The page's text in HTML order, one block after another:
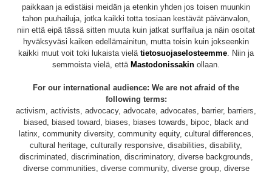
paikkaan ja edistäisi meidän ja etenkin yhden jos toisen muunkin
tahon puuhailuja, jotka kaikki totta tosiaan kestävät päivänvalon,
niin että eipä tässä sitten muuta kuin jatkat surffailua ja näin osoitat
hyväksyväsi kaiken edellämainitun, mutta toisin kuin jokseenkin
kaikki muut voit toki lukaista vielä tietosuojaselosteemme . Niin ja
semmoista vielä, että Mastodonissakin ollaan.
For our international audience: We are not afraid of the
following terms:
activism, activists, advocacy, advocate, advocates, barrier, barriers,
biased, biased toward, biases, biases towards, bipoc, black and
latinx, community diversity, community equity, cultural differences,
cultural heritage, culturally responsive, disabilities, disability,
discriminated, discrimination, discriminatory, diverse backgrounds,
diverse communities, diverse community, diverse group, diverse